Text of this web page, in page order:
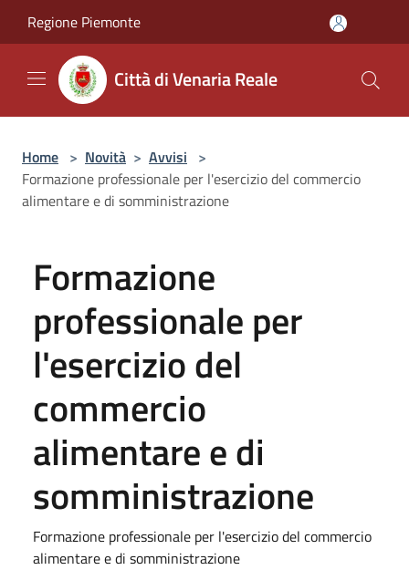
Regione Piemonte
Città di Venaria Reale
Home > Novità > Avvisi >
Formazione professionale per l'esercizio del commercio
alimentare e di somministrazione
Formazione
professionale per
l'esercizio del
commercio
alimentare e di
somministrazione
Formazione professionale per l'esercizio del commercio
alimentare e di somministrazione